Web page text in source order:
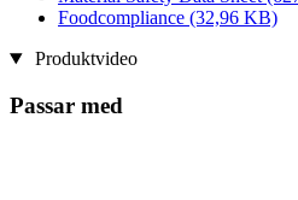
Foodcompliance (32,96 KB)
Produktvideo
Passar med